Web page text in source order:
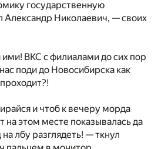
государственную
Александр Николаевич, — своих
ими! ВКС с филиалами до сих пор
поди до Новосибирска как
и чтоб к вечеру морда
на этом месте показывалась да
лбу разглядеть! — ткнул